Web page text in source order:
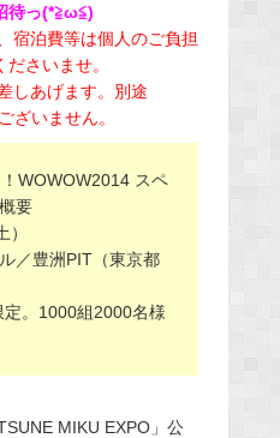
待っ(*≧ω≦)
泊費等は個人のご負担
さいませ。
あげます。別途
ざいません。
WOWOW2014 スペ
要
／豊洲PIT（東京都
。1000組2000名様
MIKU EXPO」公